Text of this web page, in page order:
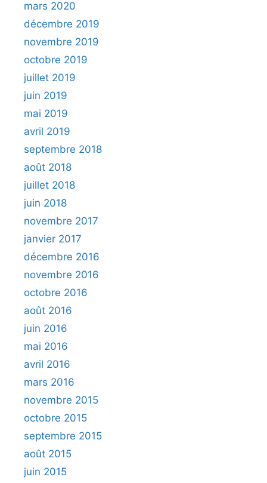
mars 2020
décembre 2019
novembre 2019
octobre 2019
juillet 2019
juin 2019
mai 2019
avril 2019
septembre 2018
août 2018
juillet 2018
juin 2018
novembre 2017
janvier 2017
décembre 2016
novembre 2016
octobre 2016
août 2016
juin 2016
mai 2016
avril 2016
mars 2016
novembre 2015
octobre 2015
septembre 2015
août 2015
juin 2015